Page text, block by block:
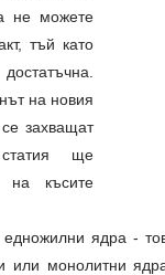
не можете
тъй като
на новия
захващат
ще
на късите
ядра -
или монолитни